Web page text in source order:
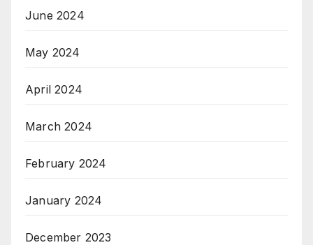
June 2024
May 2024
April 2024
March 2024
February 2024
January 2024
December 2023